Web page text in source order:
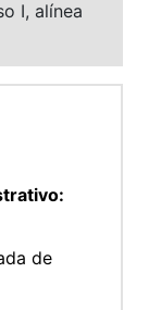
I, alínea
de